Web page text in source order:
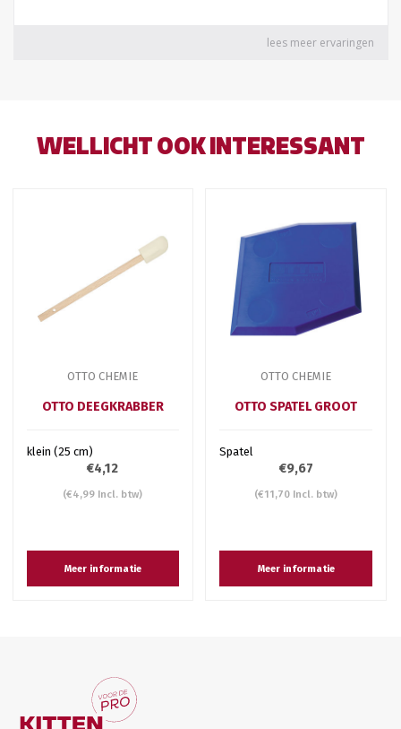
WELLICHT OOK INTERESSANT
OTTO CHEMIE
OTTO DEEGKRABBER
klein (25 cm)
€4,12
(€4,99 Incl. btw)
Meer informatie
OTTO CHEMIE
OTTO SPATEL GROOT
Spatel
€9,67
(€11,70 Incl. btw)
Meer informatie